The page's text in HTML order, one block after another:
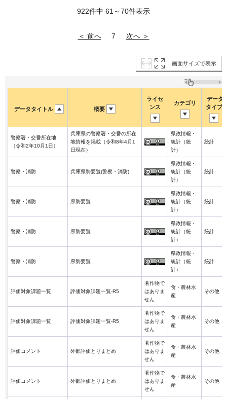
922件中 61～70件表示
＜ 前へ 7 次へ ＞
画面サイズで表示
データタイトル 概要
ライセ
ンス
カテゴリ
データ
タイプ
警察署・交番所在地
（令和2年10月1日）
兵庫県の警察署・交番の所在
地情報を掲載（令和8年4月1
日現在）
県政情報・
統計（統
計）
統計
警察・消防 兵庫県勢要覧(警察・消防)
県政情報・
統計（統
計）
統計
警察・消防 県勢要覧
県政情報・
統計（統
計）
統計
警察・消防 県勢要覧
県政情報・
統計（統
計）
統計
警察・消防 県勢要覧
県政情報・
統計（統
計）
統計
評価対象課題一覧 評価対象課題一覧-R5
著作物で
はありま
せん
食・農林水
産
その他
評価対象課題一覧 評価対象課題一覧-R5
著作物で
はありま
せん
食・農林水
産
その他
評価コメント 外部評価とりまとめ
著作物で
はありま
せん
食・農林水
産
その他
評価コメント 外部評価とりまとめ
著作物で
はありま
せん
食・農林水
産
その他